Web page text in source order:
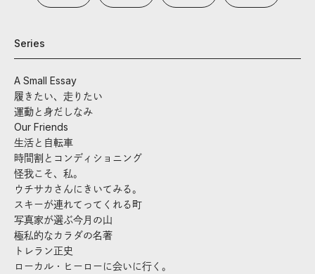
Series
A Small Essay
履きたい、走りたい
運動と身だしなみ
Our Friends
生活と自転車
時間割とコンディショニング
怪我こそ、私。
ウチサカさんにきいてみる。
スキーが連れてってくれる町
写真家が選ぶ今月の山
極私的なカラダの名著
トレラン正史
ローカル・ヒーローに会いに行く。